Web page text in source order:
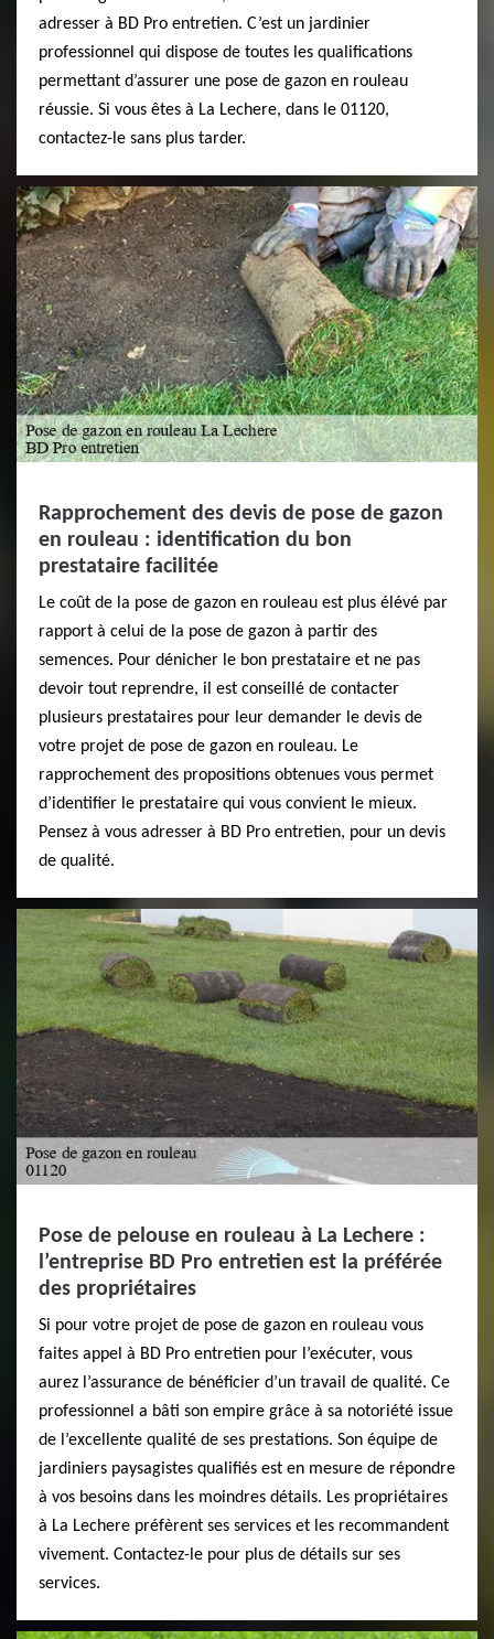
adresser à BD Pro entretien. C’est un jardinier
professionnel qui dispose de toutes les qualifications
permettant d’assurer une pose de gazon en rouleau
réussie. Si vous êtes à La Lechere, dans le 01120,
contactez-le sans plus tarder.
Rapprochement des devis de pose de gazon
en rouleau : identification du bon
prestataire facilitée
Le coût de la pose de gazon en rouleau est plus élévé par
rapport à celui de la pose de gazon à partir des
semences. Pour dénicher le bon prestataire et ne pas
devoir tout reprendre, il est conseillé de contacter
plusieurs prestataires pour leur demander le devis de
votre projet de pose de gazon en rouleau. Le
rapprochement des propositions obtenues vous permet
d’identifier le prestataire qui vous convient le mieux.
Pensez à vous adresser à BD Pro entretien, pour un devis
de qualité.
Pose de pelouse en rouleau à La Lechere :
l’entreprise BD Pro entretien est la préférée
des propriétaires
Si pour votre projet de pose de gazon en rouleau vous
faites appel à BD Pro entretien pour l’exécuter, vous
aurez l’assurance de bénéficier d’un travail de qualité. Ce
professionnel a bâti son empire grâce à sa notoriété issue
de l’excellente qualité de ses prestations. Son équipe de
jardiniers paysagistes qualifiés est en mesure de répondre
à vos besoins dans les moindres détails. Les propriétaires
à La Lechere préfèrent ses services et les recommandent
vivement. Contactez-le pour plus de détails sur ses
services.